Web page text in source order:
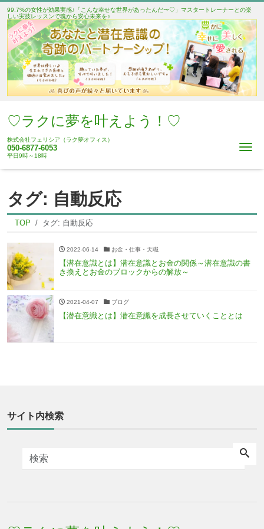
99.7%の女性が効果実感♪「こんな幸せな世界があったんだ〜♡」マスタートレーナーとの楽
しい実技レッスンで魂から安心未来を♪
♡ラクに夢を叶えよう！♡
株式会社フェリシア（ラク夢オフィス）
050-6877-6053
平日9時～18時
タグ: 自動反応
TOP タグ: 自動反応
2022-06-14 お金・仕事・天職
【潜在意識とは】潜在意識とお金の関係～潜在意識の書
き換えとお金のブロックからの解放～
2021-04-07 ブログ
【潜在意識とは】潜在意識を成長させていくこととは
サイト内検索